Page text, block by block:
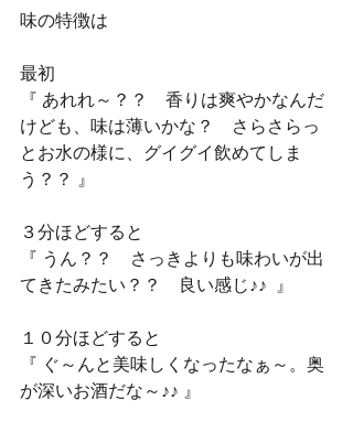
味の特徴は
最初
『 あれれ～？？　香りは爽やかなんだ
けども、味は薄いかな？　さらさらっ
とお水の様に、グイグイ飲めてしま
う？？ 』
３分ほどすると
『 うん？？　さっきよりも味わいが出
てきたみたい？？　良い感じ♪♪  』
１０分ほどすると
『 ぐ～んと美味しくなったなぁ～。奥
が深いお酒だな～♪♪ 』